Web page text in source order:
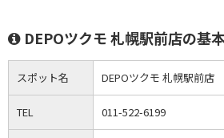
DEPOツクモ 札幌駅前店の基
スポット名 DEPOツクモ 札幌駅前店
TEL 011-522-6199